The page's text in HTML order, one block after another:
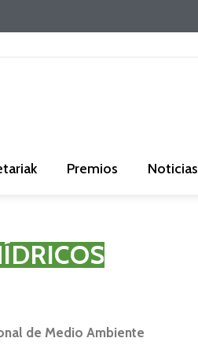
Premios Noticias
de Medio Ambiente